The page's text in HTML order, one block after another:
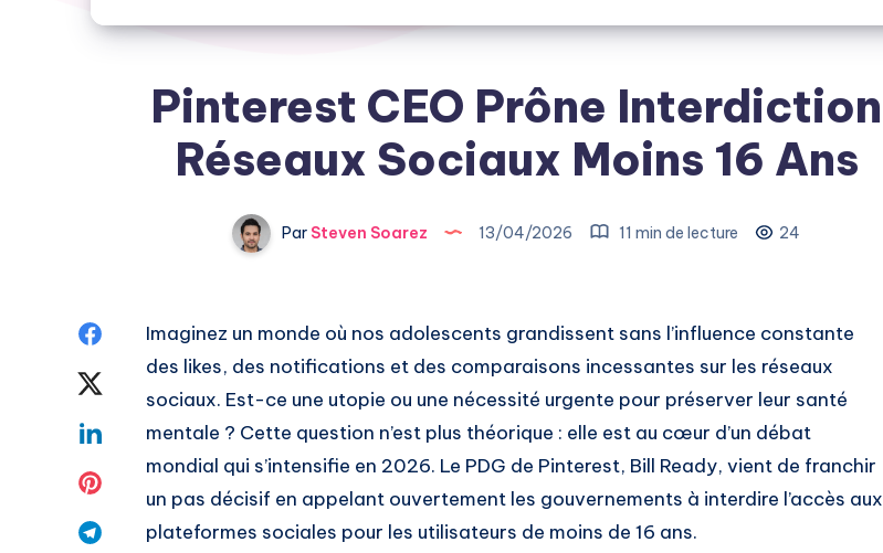
Pinterest CEO Prône Interdiction
Réseaux Sociaux Moins 16 Ans
Par Steven Soarez 13/04/2026 11 min de lecture 24
Share
Twitter
Share
Linkedin
Share
Imaginez un monde où nos adolescents grandissent sans l’influence constante
des likes, des notifications et des comparaisons incessantes sur les réseaux
sociaux. Est-ce une utopie ou une nécessité urgente pour préserver leur santé
mentale ? Cette question n’est plus théorique : elle est au cœur d’un débat
mondial qui s’intensifie en 2026. Le PDG de Pinterest, Bill Ready, vient de franchir
un pas décisif en appelant ouvertement les gouvernements à interdire l’accès aux
plateformes sociales pour les utilisateurs de moins de 16 ans.